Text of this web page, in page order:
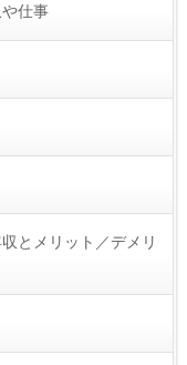
仕事
とメリット／デメリ